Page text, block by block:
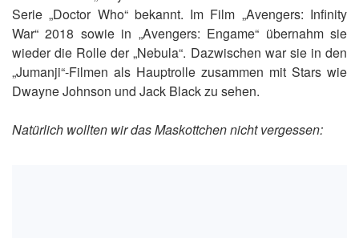
Serie „Doctor Who“ bekannt. Im Film „Avengers: Infinity
War“ 2018 sowie in „Avengers: Engame“ übernahm sie
wieder die Rolle der „Nebula“. Dazwischen war sie in den
„Jumanji“-Filmen als Hauptrolle zusammen mit Stars wie
Dwayne Johnson und Jack Black zu sehen.
Natürlich wollten wir das Maskottchen nicht vergessen: